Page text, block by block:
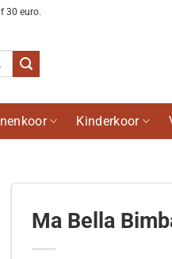
30 euro.
Kinderkoor
Ma Bella